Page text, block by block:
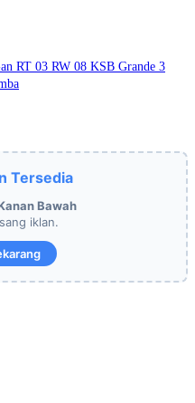
RT 03 RW 08 KSB Grande 3
Tersedia
Bawah
iklan.